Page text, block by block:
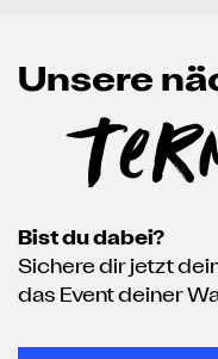
Unsere
Bist du dabei?
Sichere dir jetzt
das Event deiner